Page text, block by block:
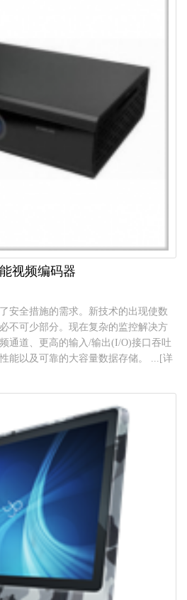
视频编码器
安全措施的需求。新技术的出现使数
不可少部分。现在复杂的监控解决方
通道、更高的输入/输出(I/O)接口吞吐
能以及可靠的大容量数据存储。 ...[详